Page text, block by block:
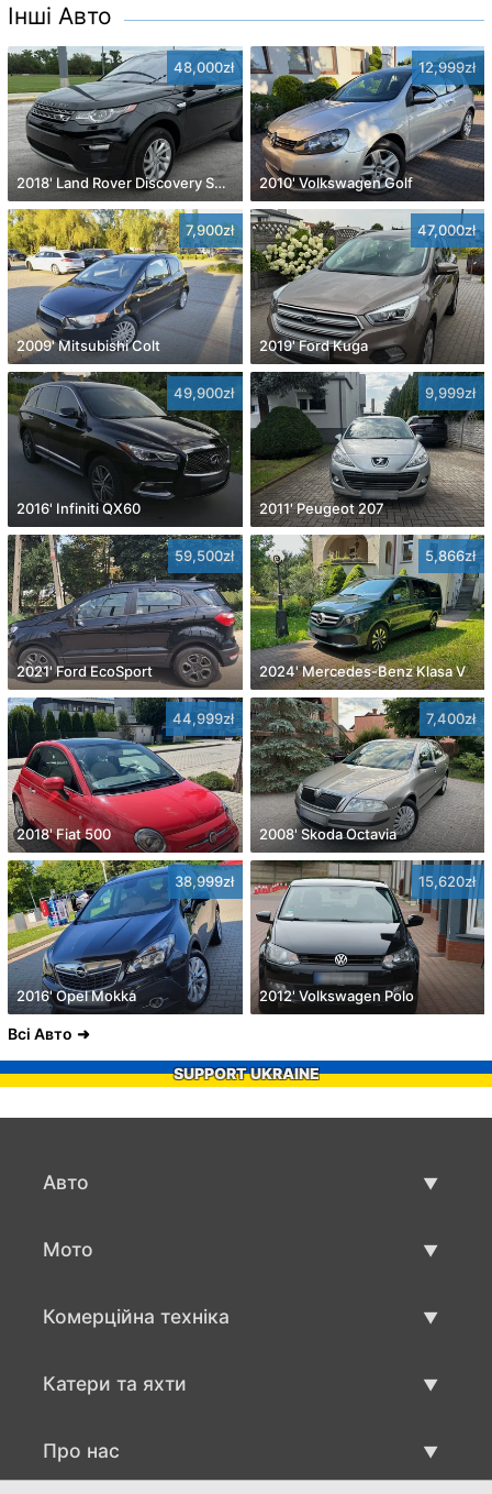
Інші Авто
48,000zł
2018' Land Rover Discovery Sport
12,999zł
2010' Volkswagen Golf
7,900zł
2009' Mitsubishi Colt
47,000zł
2019' Ford Kuga
49,900zł
2016' Infiniti QX60
9,999zł
2011' Peugeot 207
59,500zł
2021' Ford EcoSport
5,866zł
2024' Mercedes-Benz Klasa V
44,999zł
2018' Fiat 500
7,400zł
2008' Skoda Octavia
38,999zł
2016' Opel Mokka
15,620zł
2012' Volkswagen Polo
Всі Авто
SUPPORT UKRAINE
Авто
Мото
Комерційна техніка
Катери та яхти
Продаж катеру та яхти
Про нас